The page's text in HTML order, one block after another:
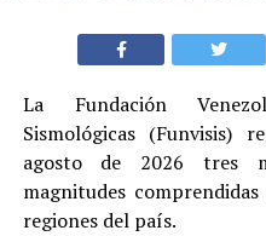
La Fundación
Sismológicas (Funvisis)
agosto de 2026 tres
magnitudes
regiones del país.